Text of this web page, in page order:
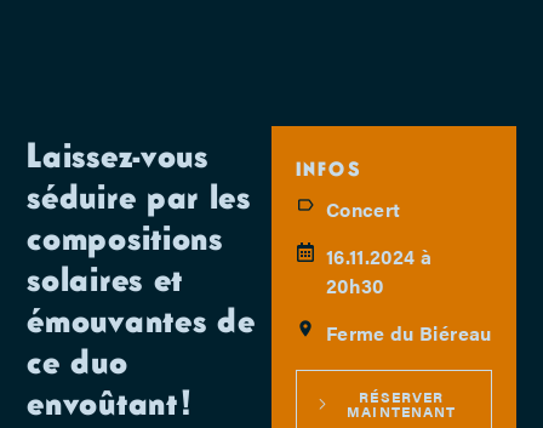
Laissez-vous
séduire par les
compositions
solaires et
émouvantes de
ce duo
envoûtant !
INFOS
Concert
16.11.2024 à
20h30
Ferme du Biéreau
RÉSERVER
MAINTENANT